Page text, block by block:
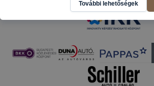
További lehetőségek